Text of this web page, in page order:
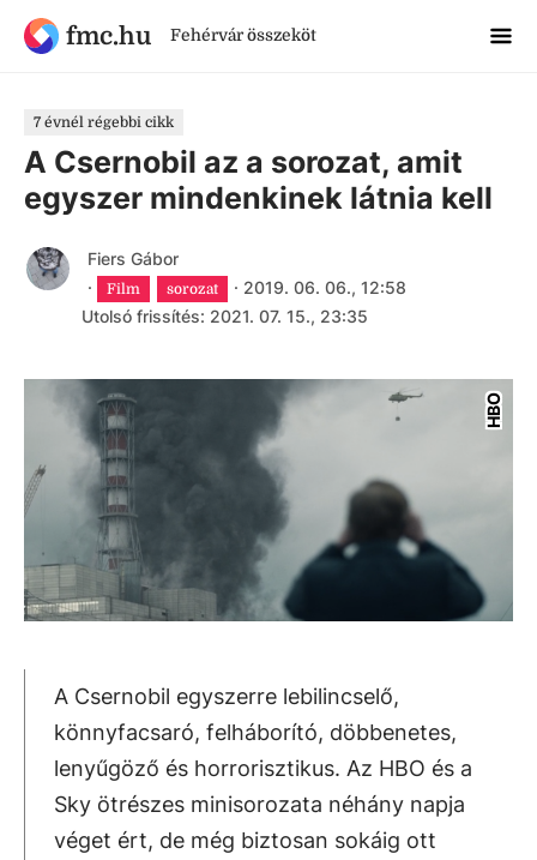
fmc.hu Fehérvár összeköt
7 évnél régebbi cikk
A Csernobil az a sorozat, amit
egyszer mindenkinek látnia kell
Fiers Gábor
·
Film sorozat · 2019. 06. 06., 12:58
Utolsó frissítés: 2021. 07. 15., 23:35
HBO
A Csernobil egyszerre lebilincselő,
könnyfacsaró, felháborító, döbbenetes,
lenyűgöző és horrorisztikus. Az HBO és a
Sky ötrészes minisorozata néhány napja
véget ért, de még biztosan sokáig ott